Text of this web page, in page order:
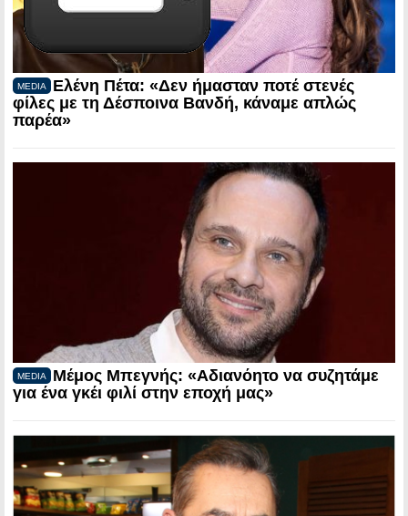
MEDIA
Ελένη Πέτα: «Δεν ήμασταν ποτέ στενές
φίλες με τη Δέσποινα Βανδή, κάναμε απλώς
παρέα»
MEDIA
Μέμος Μπεγνής: «Αδιανόητο να συζητάμε
για ένα γκέι φιλί στην εποχή μας»